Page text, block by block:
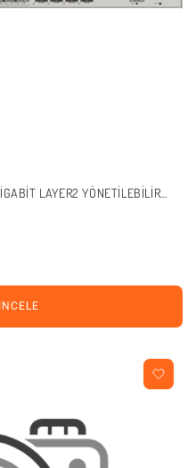
LAYER2 YÖNETILEBILIR